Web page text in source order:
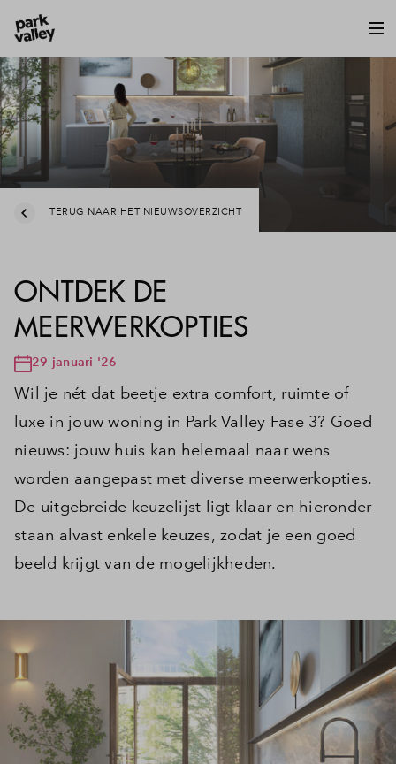
TERUG NAAR HET NIEUWSOVERZICHT
ONTDEK DE
MEERWERKOPTIES
29 januari '26
Wil je nét dat beetje extra comfort, ruimte of
luxe in jouw woning in Park Valley Fase 3? Goed
nieuws: jouw huis kan helemaal naar wens
worden aangepast met diverse meerwerkopties.
De uitgebreide keuzelijst ligt klaar en hieronder
staan alvast enkele keuzes, zodat je een goed
beeld krijgt van de mogelijkheden.